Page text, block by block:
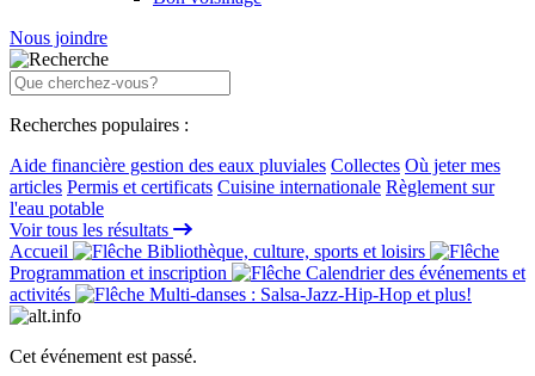
Nous joindre
Recherches populaires :
Aide financière gestion des eaux pluviales Collectes Où jeter mes
articles Permis et certificats Cuisine internationale Règlement sur
l'eau potable
Voir tous les résultats
Accueil
Bibliothèque, culture, sports et loisirs
Programmation et inscription
Calendrier des événements et
activités
Multi-danses : Salsa-Jazz-Hip-Hop et plus!
Cet événement est passé.